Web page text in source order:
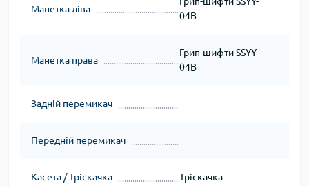
Манетка ліва
04B
Манетка права
Грип-шифти SSYY-
04B
Задній перемикач
Передній перемикач
Касета / Тріскачка Тріскачка